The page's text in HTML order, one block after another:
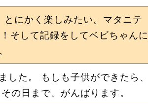
にかく楽しみたい。マタニテ
そして記録をしてベビちゃんに
た。 もしも子供ができたら、
の日まで、がんばります。